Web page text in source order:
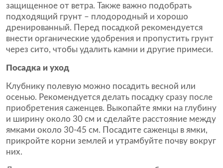
защищенное от ветра. Также важно подобрать
подходящий грунт – плодородный и хорошо
дренированный. Перед посадкой рекомендуется
внести органические удобрения и пропустить грунт
через сито, чтобы удалить камни и другие примеси.
Посадка и уход
Клубнику полевую можно посадить весной или
осенью. Рекомендуется делать посадку сразу после
приобретения саженцев. Выкопайте ямки на глубину
и ширину около 30 см и сделайте расстояние между
ямками около 30-45 см. Посадите саженцы в ямки,
прикройте корни землей и утрамбуйте почву вокруг
них.